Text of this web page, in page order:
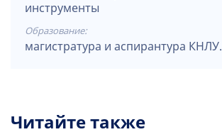
инструменты
Образование:
магистратура и аспирантура КНЛУ.
Читайте также